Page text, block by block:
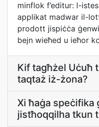
minflok f’editur: l-
applikat madwar il-
prodott jispiċċa
bejn wieħed u ieħor
Kif tagħżel Uċuħ
taqtaż iż-żona?
Xi ħaġa speċifika
jistħoqqilha tkun